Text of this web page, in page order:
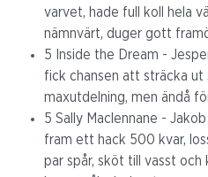
varvet, hade full koll hela
nämnvärt, duger gott
5 Inside the Dream -
fick chansen att sträcka ut
maxutdelning, men ändå
5 Sally Maclennane -
fram ett hack 500 kvar,
par spår, sköt till vasst